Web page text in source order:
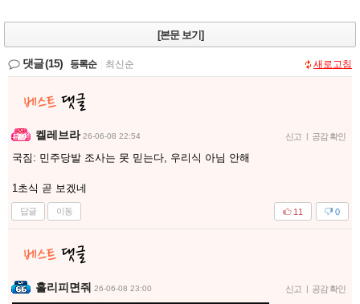
[본문 보기]
댓글(15) 등록순 최신순 새로고침
켈레브라 26-06-08 22:54 신고 | 공감 확인
국짐: 민주당발 조사는 못 믿는다, 우리식 아님 안해
1초식 곧 보겠네
답글 이동 0
11
홀리피면줘 26-06-08 23:00 신고 | 공감 확인